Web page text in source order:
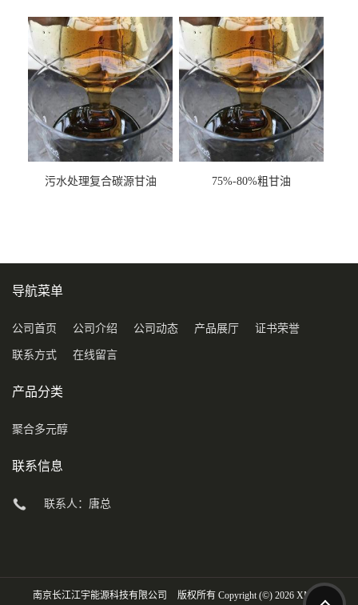
污水处理复合碳源甘油
75%-80%粗甘油
导航菜单
公司首页 公司介绍 公司动态 产品展厅 证书荣誉
联系方式 在线留言
产品分类
聚合多元醇
联系信息
联系人：唐总
南京长江江宇能源科技有限公司 版权所有 Copyright (©) 2026 XML